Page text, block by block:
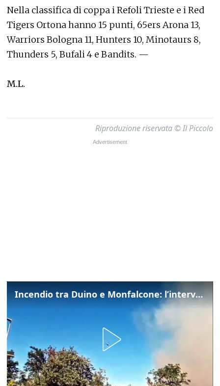
Nella classifica di coppa i Refoli Trieste e i Red
Tigers Ortona hanno 15 punti, 65ers Arona 13,
Warriors Bologna 11, Hunters 10, Minotaurs 8,
Thunders 5, Bufali 4 e Bandits. —
M.L.
Riproduzione riservata © Il Piccolo
Incendio tra Duino e Monfalcone: l’intervento dei vigili del fuoco